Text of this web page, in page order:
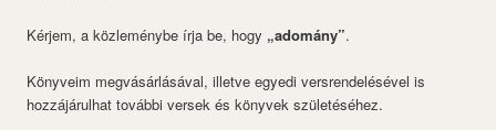
Kérjem, a közleménybe írja be, hogy „adomány”.
Könyveim megvásárlásával, illetve egyedi versrendelésével is
hozzájárulhat további versek és könyvek születéséhez.